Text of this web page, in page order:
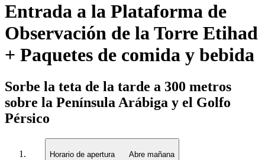
Entrada a la Plataforma de
Observación de la Torre Etihad
+ Paquetes de comida y bebida
Sorbe la teta de la tarde a 300 metros
sobre la Península Arábiga y el Golfo
Pérsico
Horario de apertura Abre mañana